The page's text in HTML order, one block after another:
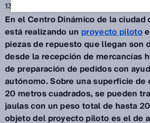
13 ago 2019
En el Centro Dinámico de la
está realizando un proyecto piloto
piezas de repuesto que llegan son
desde la recepción de mercancías
de preparación de pedidos con
autónomo. Sobre una superficie de
20 metros cuadrados, se pueden
jaulas con un peso total de hasta
objeto del proyecto piloto es el de